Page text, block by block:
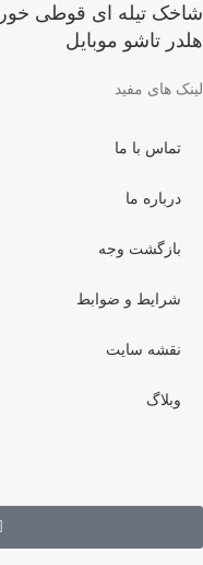
شاخک تیله ای قوطی خور
هلدر تاشو موبایل
لینک های مفید
تماس با ما
درباره ما
بازگشت وجه
شرایط و ضوابط
نقشه سایت
وبلاگ